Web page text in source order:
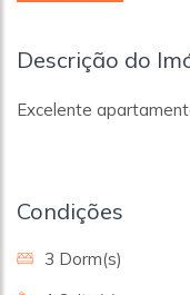
Descrição do
Excelente
Condições
3 Dorm(s)